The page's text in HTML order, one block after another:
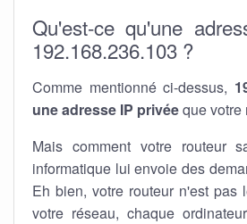
Qu'est-ce qu'une
192.168.236.103 ?
Comme mentionné ci-dessus,
une adresse IP privéeque votre
Mais comment votre routeur
informatique lui envoie des
Eh bien, votre routeur n'est pas
votre réseau, chaque